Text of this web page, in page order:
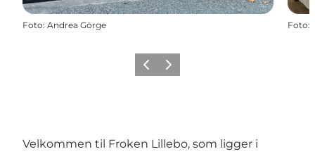
Foto: Andrea Görge Foto:
ForrigeNæste
Velkommen til Froken Lillebo, som ligger i